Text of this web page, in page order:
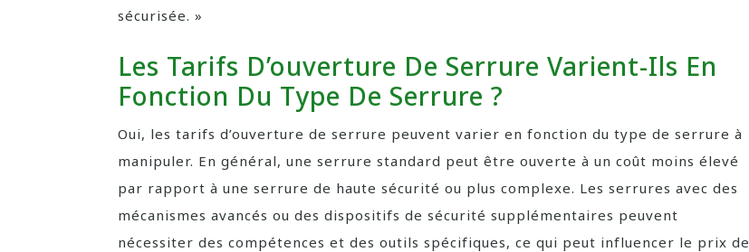
sécurisée. »
Les Tarifs D’ouverture De Serrure Varient-Ils En
Fonction Du Type De Serrure ?
Oui, les tarifs d’ouverture de serrure peuvent varier en fonction du type de serrure à
manipuler. En général, une serrure standard peut être ouverte à un coût moins élevé
par rapport à une serrure de haute sécurité ou plus complexe. Les serrures avec des
mécanismes avancés ou des dispositifs de sécurité supplémentaires peuvent
nécessiter des compétences et des outils spécifiques, ce qui peut influencer le prix de